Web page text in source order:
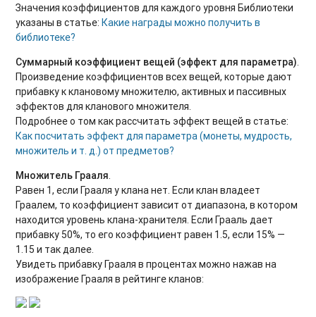
Значения коэффициентов для каждого уровня Библиотеки
указаны в статье:Какие награды можно получить в
библиотеке?
Суммарный коэффициент вещей (эффект для параметра).
Произведение коэффициентов всех вещей, которые дают
прибавку к клановому множителю, активных и пассивных
эффектов для кланового множителя.
Подробнее о том как рассчитать эффект вещей в статье:
Как посчитать эффект для параметра (монеты, мудрость,
множитель и т. д.) от предметов?
Множитель Грааля.
Равен 1, если Грааля у клана нет. Если клан владеет
Граалем, то коэффициент зависит от диапазона, в котором
находится уровень клана-хранителя. Если Грааль дает
прибавку 50%, то его коэффициент равен 1.5, если 15% —
1.15 и так далее.
Увидеть прибавку Грааля в процентах можно нажав на
изображение Грааля в рейтинге кланов: